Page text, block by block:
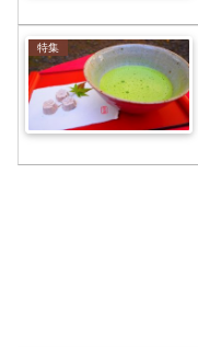
特集